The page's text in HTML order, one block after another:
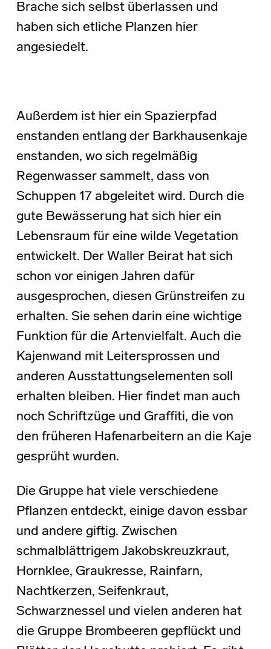
Brache sich selbst überlassen und
haben sich etliche Planzen hier
angesiedelt.
Außerdem ist hier ein Spazierpfad
enstanden entlang der Barkhausenkaje
enstanden, wo sich regelmäßig
Regenwasser sammelt, dass von
Schuppen 17 abgeleitet wird. Durch die
gute Bewässerung hat sich hier ein
Lebensraum für eine wilde Vegetation
entwickelt. Der Waller Beirat hat sich
schon vor einigen Jahren dafür
ausgesprochen, diesen Grünstreifen zu
erhalten. Sie sehen darin eine wichtige
Funktion für die Artenvielfalt. Auch die
Kajenwand mit Leitersprossen und
anderen Ausstattungselementen soll
erhalten bleiben. Hier findet man auch
noch Schriftzüge und Graffiti, die von
den früheren Hafenarbeitern an die Kaje
gesprüht wurden.
Die Gruppe hat viele verschiedene
Pflanzen entdeckt, einige davon essbar
und andere giftig. Zwischen
schmalblättrigem Jakobskreuzkraut,
Hornklee, Graukresse, Rainfarn,
Nachtkerzen, Seifenkraut,
Schwarznessel und vielen anderen hat
die Gruppe Brombeeren gepflückt und